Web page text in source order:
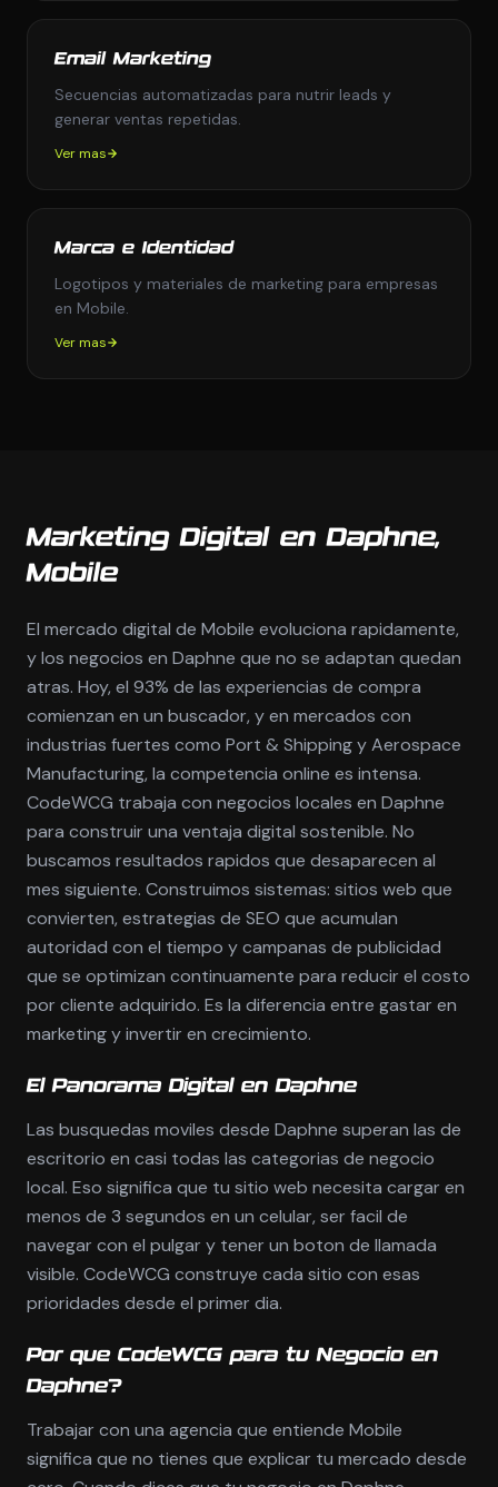
Email Marketing
Secuencias automatizadas para nutrir leads y
generar ventas repetidas.
Ver mas
Marca e Identidad
Logotipos y materiales de marketing para empresas
en Mobile.
Ver mas
Marketing Digital en Daphne,
Mobile
El mercado digital de Mobile evoluciona rapidamente,
y los negocios en Daphne que no se adaptan quedan
atras. Hoy, el 93% de las experiencias de compra
comienzan en un buscador, y en mercados con
industrias fuertes como Port & Shipping y Aerospace
Manufacturing, la competencia online es intensa.
CodeWCG trabaja con negocios locales en Daphne
para construir una ventaja digital sostenible. No
buscamos resultados rapidos que desaparecen al
mes siguiente. Construimos sistemas: sitios web que
convierten, estrategias de SEO que acumulan
autoridad con el tiempo y campanas de publicidad
que se optimizan continuamente para reducir el costo
por cliente adquirido. Es la diferencia entre gastar en
marketing y invertir en crecimiento.
El Panorama Digital en Daphne
Las busquedas moviles desde Daphne superan las de
escritorio en casi todas las categorias de negocio
local. Eso significa que tu sitio web necesita cargar en
menos de 3 segundos en un celular, ser facil de
navegar con el pulgar y tener un boton de llamada
visible. CodeWCG construye cada sitio con esas
prioridades desde el primer dia.
Por que CodeWCG para tu Negocio en
Daphne?
Trabajar con una agencia que entiende Mobile
significa que no tienes que explicar tu mercado desde